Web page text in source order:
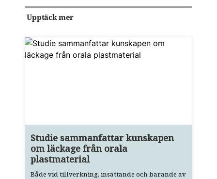
Upptäck mer
Studie sammanfattar kunskapen
om läckage från orala
plastmaterial
Både vid tillverkning, insättande och bärande av